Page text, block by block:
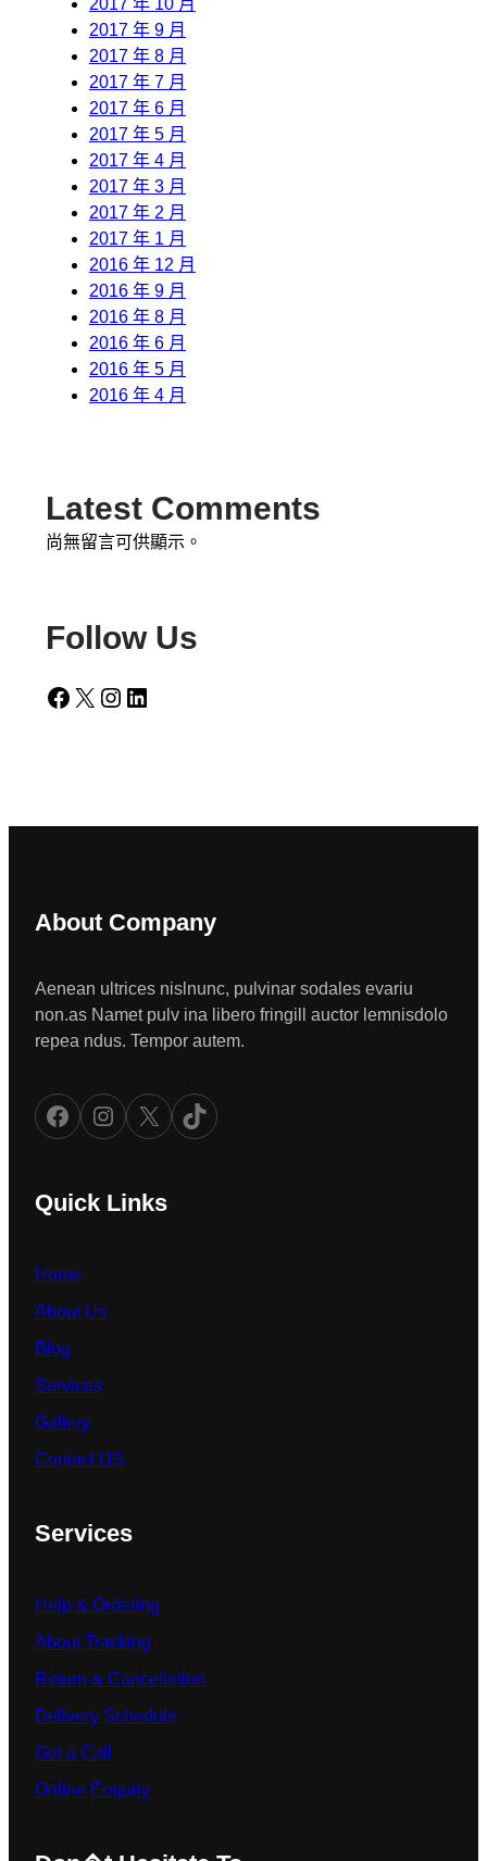
2017 年 9 月
2017 年 8 月
2017 年 7 月
2017 年 6 月
2017 年 5 月
2017 年 4 月
2017 年 3 月
2017 年 2 月
2017 年 1 月
2016 年 12 月
2016 年 9 月
2016 年 8 月
2016 年 6 月
2016 年 5 月
2016 年 4 月
Latest Comments
尚無留言可供顯示。
Follow Us
Facebook X Instagram LinkedIn
About Company
Aenean ultrices nislnunc, pulvinar sodales evariu
non.as Namet pulv ina libero fringill auctor lemnisdolo
repea ndus. Tempor autem.
Facebook Instagram X TikTok
Quick Links
Home
About Us
Blog
Services
Gallery
Contact US
Services
Help & Ordering
About Tracking
Return & Cancelletion
Delivery Schedule
Get a Call
Online Enquiry